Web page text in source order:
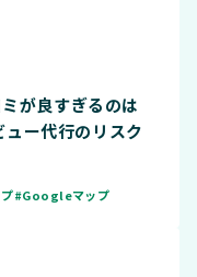
が良すぎるのは
ー代行のリスク
#Googleマップ